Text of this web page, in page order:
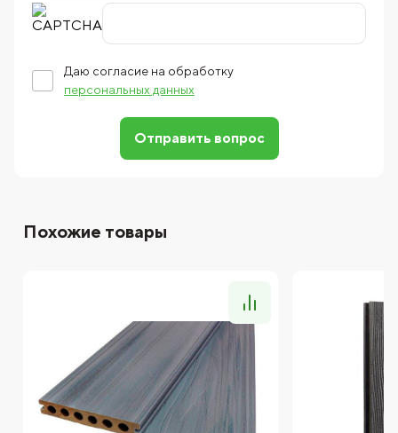
Даю согласие на обработку
персональных данных
Отправить вопрос
Похожие товары